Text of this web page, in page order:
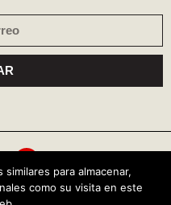
para almacenar,
como su visita en este